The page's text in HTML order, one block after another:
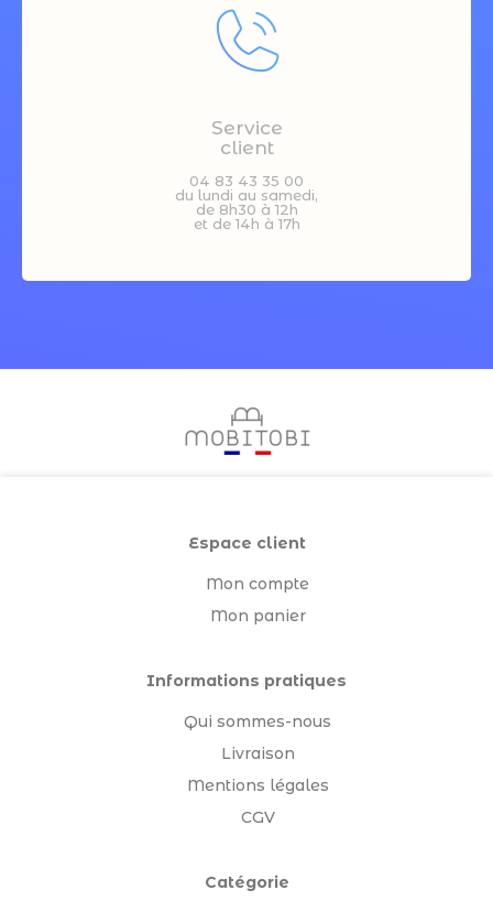
Service
client
04 83 43 35 00
du lundi au samedi,
de 8h30 à 12h
et de 14h à 17h
Espace client
Mon compte
Mon panier
Informations pratiques
Qui sommes-nous
Livraison
Mentions légales
CGV
Catégorie